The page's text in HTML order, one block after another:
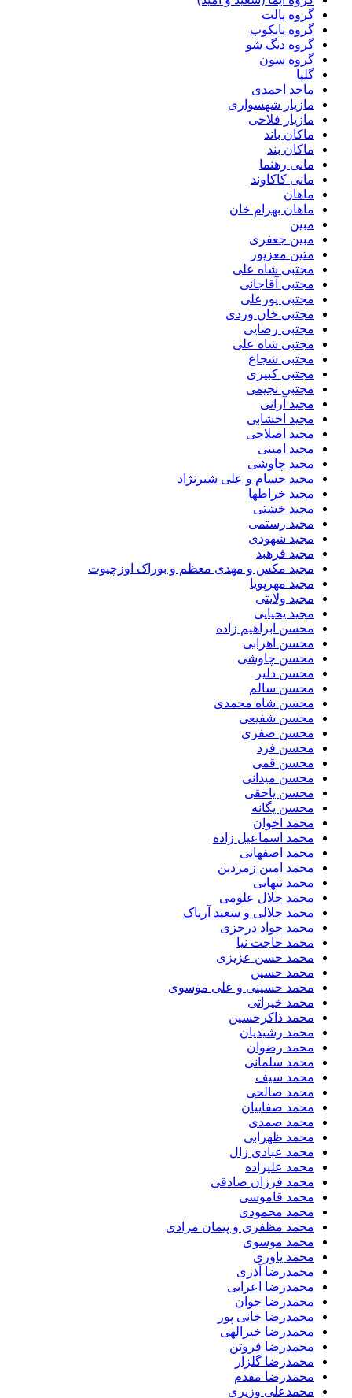
گروه پالت
گروه پایکوب
گروه دنگ شو
گروه سون
گلپا
ماجد احمدی
مازیار شهسواری
مازیار فلاحی
ماکان باند
ماکان بند
مانی رهنما
مانی کاکاوند
ماهان
ماهان بهرام خان
مبین
مبین جعفری
متین معزپور
مجتبى شاه على
مجتبی آقاجانی
مجتبی پورعلی
مجتبی خان وردی
مجتبی رضایی
مجتبی شاه علی
مجتبی شجاع
مجتبی کبیری
مجتبی نجیمی
مجید آرانی
مجید اخشابی
مجید اصلاحی
مجید امینی
مجید چاوشی
مجید حسام و علی شیرنژاد
مجید خراطها
مجید خشتی
مجید رستمی
مجید شهودی
مجید فرهبد
مجید مکس و مهدی معظم و بوراک اوزچیوت
مجید مهرپویا
مجید ولایتی
مجید یحیایی
محسن ابراهیم زاده
محسن اهرابی
محسن چاوشی
محسن دلیر
محسن سالم
محسن شاه محمدی
محسن شفیعی
محسن صفری
محسن فرد
محسن قمی
محسن میدانی
محسن یاحقی
محسن یگانه
محمد اخوان
محمد اسماعیل زاده
محمد اصفهانی
محمد امین زمردین
محمد تنهایی
محمد جلال علومی
محمد جلالی و سعید آریاک
محمد جواد درجزی
محمد حاجت نیا
محمد حسن عزیزی
محمد حسین
محمد حسینی و علی موسوی
محمد خیراتی
محمد ذاکرحسین
محمد رشیدیان
محمد رضوان
محمد سلمانی
محمد سیف
محمد صالحی
محمد صفاییان
محمد صمدی
محمد ظهرابی
محمد عبادی زال
محمد علیزاده
محمد فرزان صادقی
محمد قاموسی
محمد محمودی
محمد مظفری و پیمان مرادی
محمد موسوی
محمد یاوری
محمدرضا آذری
محمدرضا اعرابی
محمدرضا جوان
محمدرضا خانی پور
محمدرضا خیرالهی
محمدرضا فروتن
محمدرضا گلزار
محمدرضا مقدم
محمدعلی وزیری